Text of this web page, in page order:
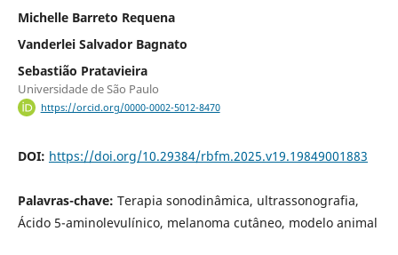
Michelle Barreto Requena
Vanderlei Salvador Bagnato
Sebastião Pratavieira
Universidade de São Paulo
https://orcid.org/0000-0002-5012-8470
DOI: https://doi.org/10.29384/rbfm.2025.v19.19849001883
Palavras-chave: Terapia sonodinâmica, ultrassonografia,
Ácido 5-aminolevulínico, melanoma cutâneo, modelo animal